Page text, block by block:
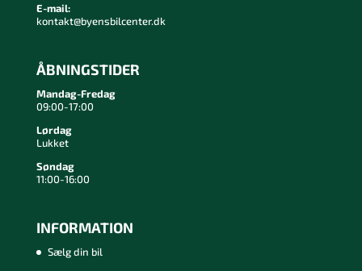
E-mail:
kontakt@byensbilcenter.dk
ÅBNINGSTIDER
Mandag-Fredag
09:00-17:00
Lørdag
Lukket
Søndag
11:00-16:00
INFORMATION
Sælg din bil